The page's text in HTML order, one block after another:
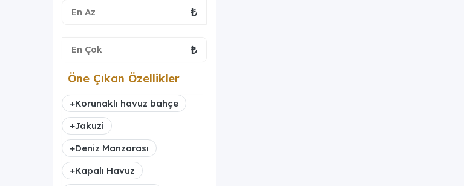
Öne Çıkan Özellikler
+Korunaklı havuz bahçe
+Jakuzi
+Deniz Manzarası
+Kapalı Havuz